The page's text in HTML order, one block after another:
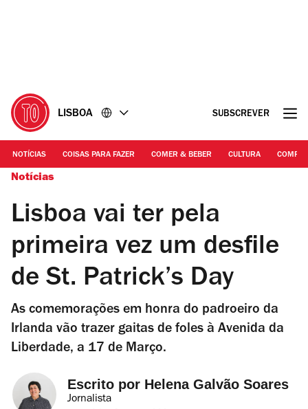
LISBOA SUBSCREVER
NOTÍCIAS COISAS PARA FAZER COMER & BEBER CULTURA
Notícias
Lisboa vai ter pela
primeira vez um desfile
de St. Patrick’s Day
As comemorações em honra do padroeiro da
Irlanda vão trazer gaitas de foles à Avenida da
Liberdade, a 17 de Março.
Escrito por Helena Galvão Soares
Jornalista